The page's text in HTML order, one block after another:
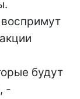
будут
-